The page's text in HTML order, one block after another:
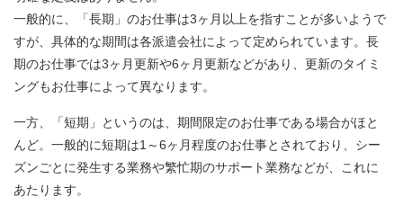
一般的に、「長期」のお仕事は3ヶ月以上を指すことが多いようで
すが、具体的な期間は各派遣会社によって定められています。長
期のお仕事では3ヶ月更新や6ヶ月更新などがあり、更新のタイミ
ングもお仕事によって異なります。
一方、「短期」というのは、期間限定のお仕事である場合がほと
んど。一般的に短期は1～6ヶ月程度のお仕事とされており、シー
ズンごとに発生する業務や繁忙期のサポート業務などが、これに
あたります。